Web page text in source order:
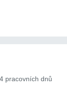
pracovních dnů